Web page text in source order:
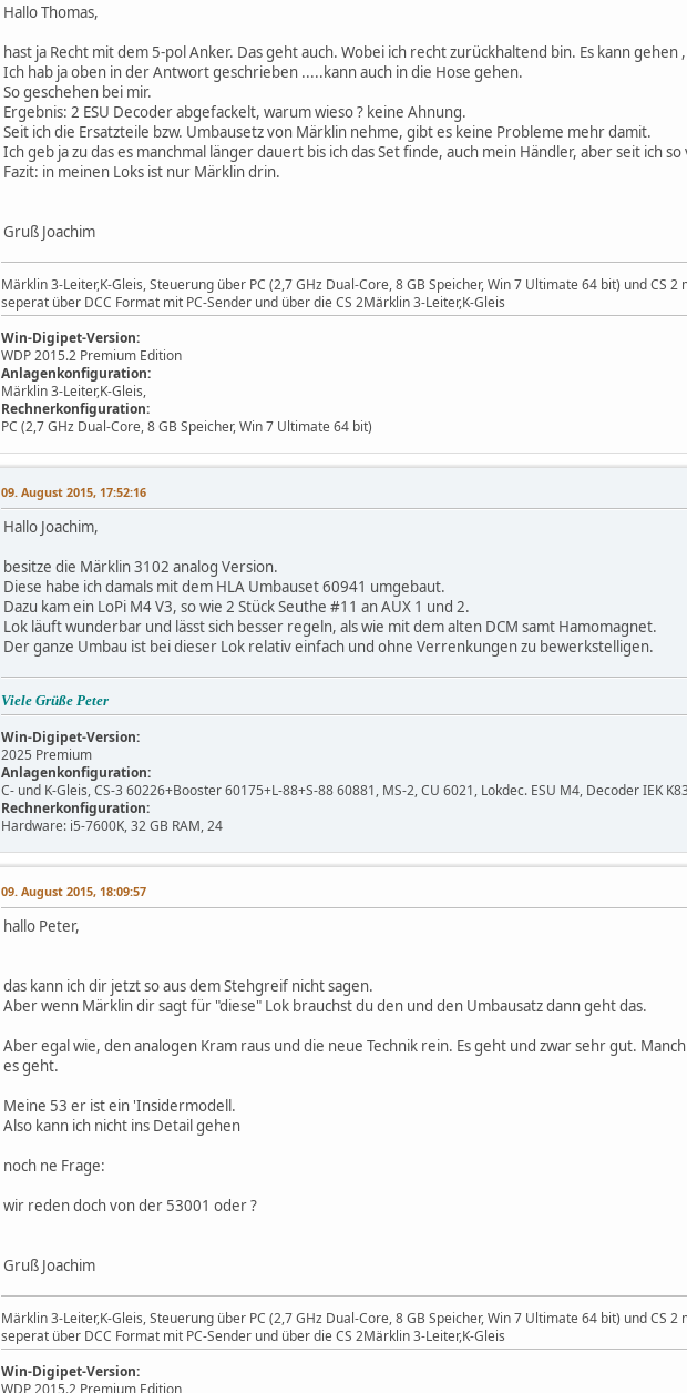
Hallo Thomas,
hast ja Recht mit dem 5-pol Anker. Das geht auch. Wobei ich recht zurückhaltend bin. Es kann gehen
Ich hab ja oben in der Antwort geschrieben .....kann auch in die Hose gehen.
So geschehen bei mir.
Ergebnis: 2 ESU Decoder abgefackelt, warum wieso ? keine Ahnung.
Seit ich die Ersatzteile bzw. Umbausetz von Märklin nehme, gibt es keine Probleme mehr damit.
Ich geb ja zu das es manchmal länger dauert bis ich das Set finde, auch mein Händler, aber seit ich
Fazit: in meinen Loks ist nur Märklin drin.
Gruß Joachim
Märklin 3-Leiter,K-Gleis, Steuerung über PC (2,7 GHz Dual-Core, 8 GB Speicher, Win 7 Ultimate 64 bit) und CS
seperat über DCC Format mit PC-Sender und über die CS 2Märklin 3-Leiter,K-Gleis
Win-Digipet-Version:
WDP 2015.2 Premium Edition
Anlagenkonfiguration:
Märklin 3-Leiter,K-Gleis,
Rechnerkonfiguration:
PC (2,7 GHz Dual-Core, 8 GB Speicher, Win 7 Ultimate 64 bit)
09. August 2015, 17:52:16
Hallo Joachim,
besitze die Märklin 3102 analog Version.
Diese habe ich damals mit dem HLA Umbauset 60941 umgebaut.
Dazu kam ein LoPi M4 V3, so wie 2 Stück Seuthe #11 an AUX 1 und 2.
Lok läuft wunderbar und lässt sich besser regeln, als wie mit dem alten DCM samt Hamomagnet.
Der ganze Umbau ist bei dieser Lok relativ einfach und ohne Verrenkungen zu bewerkstelligen.
Viele Grüße Peter
Win-Digipet-Version:
2025 Premium
Anlagenkonfiguration:
C- und K-Gleis, CS-3 60226+Booster 60175+L-88+S-88 60881, MS-2, CU 6021, Lokdec. ESU M4, Decoder IEK
Rechnerkonfiguration:
Hardware: i5-7600K, 32 GB RAM, 24
09. August 2015, 18:09:57
hallo Peter,
das kann ich dir jetzt so aus dem Stehgreif nicht sagen.
Aber wenn Märklin dir sagt für "diese" Lok brauchst du den und den Umbausatz dann geht das.
Aber egal wie, den analogen Kram raus und die neue Technik rein. Es geht und zwar sehr gut.
es geht.
Meine 53 er ist ein 'Insidermodell.
Also kann ich nicht ins Detail gehen
noch ne Frage:
wir reden doch von der 53001 oder ?
Gruß Joachim
Märklin 3-Leiter,K-Gleis, Steuerung über PC (2,7 GHz Dual-Core, 8 GB Speicher, Win 7 Ultimate 64 bit) und CS
seperat über DCC Format mit PC-Sender und über die CS 2Märklin 3-Leiter,K-Gleis
Win-Digipet-Version:
WDP 2015.2 Premium Edition